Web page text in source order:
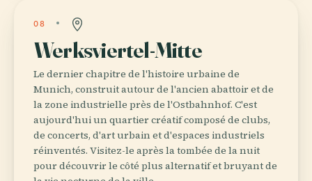
08
Werksviertel-Mitte
Le dernier chapitre de l'histoire urbaine de
Munich, construit autour de l'ancien abattoir et de
la zone industrielle près de l'Ostbahnhof. C'est
aujourd'hui un quartier créatif composé de clubs,
de concerts, d'art urbain et d'espaces industriels
réinventés. Visitez-le après la tombée de la nuit
pour découvrir le côté plus alternatif et bruyant de